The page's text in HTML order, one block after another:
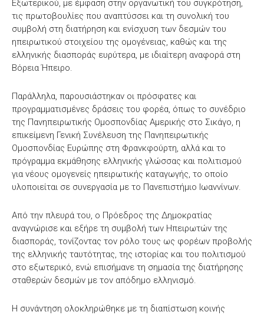
Εξωτερικού, με έμφαση στην οργανωτική του συγκρότηση,
τις πρωτοβουλίες που αναπτύσσει και τη συνολική του
συμβολή στη διατήρηση και ενίσχυση των δεσμών του
ηπειρωτικού στοιχείου της ομογένειας, καθώς και της
ελληνικής διασποράς ευρύτερα, με ιδιαίτερη αναφορά στη
Βόρεια Ήπειρο.
Παράλληλα, παρουσιάστηκαν οι πρόσφατες και
προγραμματισμένες δράσεις του φορέα, όπως το συνέδριο
της Πανηπειρωτικής Ομοσπονδίας Αμερικής στο Σικάγο, η
επικείμενη Γενική Συνέλευση της Πανηπειρωτικής
Ομοσπονδίας Ευρώπης στη Φρανκφούρτη, αλλά και το
πρόγραμμα εκμάθησης ελληνικής γλώσσας και πολιτισμού
για νέους ομογενείς ηπειρωτικής καταγωγής, το οποίο
υλοποιείται σε συνεργασία με το Πανεπιστήμιο Ιωαννίνων.
Από την πλευρά του, ο Πρόεδρος της Δημοκρατίας
αναγνώρισε και εξήρε τη συμβολή των Ηπειρωτών της
διασποράς, τονίζοντας τον ρόλο τους ως φορέων προβολής
της ελληνικής ταυτότητας, της ιστορίας και του πολιτισμού
στο εξωτερικό, ενώ επισήμανε τη σημασία της διατήρησης
σταθερών δεσμών με τον απόδημο ελληνισμό.
Η συνάντηση ολοκληρώθηκε με τη διαπίστωση κοινής